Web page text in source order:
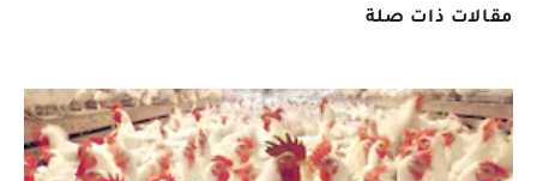
مقالات ذات صلة